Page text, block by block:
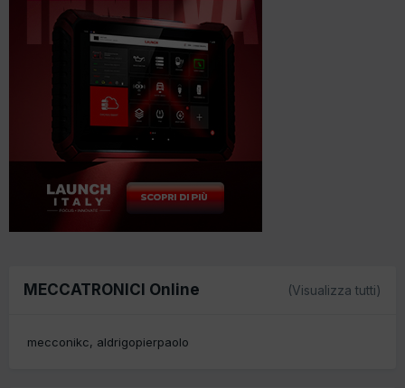
MECCATRONICI Online (Visualizza tutti)
mecconikc aldrigopierpaolo